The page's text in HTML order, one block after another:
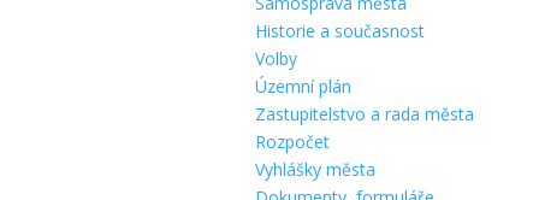
Historie a současnost
Volby
Územní plán
Zastupitelstvo a rada města
Rozpočet
Vyhlášky města